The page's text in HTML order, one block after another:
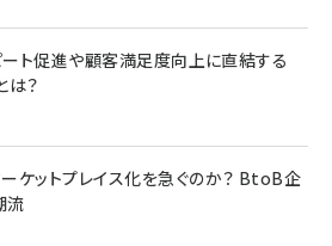
ート促進や顧客満足度向上に直結する
は？
ケットプレイス化を急ぐのか？ BtoB企
流